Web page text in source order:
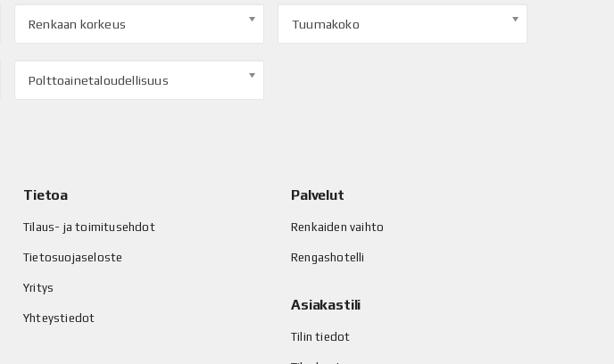
Renkaan korkeus Tuumakoko
Polttoainetaloudellisuus
Tietoa
Tilaus- ja toimitusehdot
Tietosuojaseloste
Yritys
Yhteystiedot
Palvelut
Renkaiden vaihto
Rengashotelli
Asiakastili
Tilin tiedot